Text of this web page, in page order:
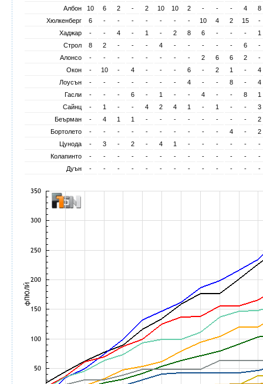
Албон
10 6 2 - 2 10 10 2 - - - 4
8
Хюлкенберг
6 - - - - - - - 10 4 2 15
-
Хаджар
- - 4 - 1 - 2 8 6 - - -
1
Строл
8 2 - - - 4 - - - - - 6
-
Алонсо
- - - - - - - - 2 6 6 2
-
Окон
- 10 - 4 - - - 6 - 2 1 -
4
Лоусън
- - - - - - - 4 - - 8 -
4
Гасли
- - - 6 - 1 - - 4 - - 8
1
Сайнц
- 1 - - 4 2 4 1 - 1 - -
3
Беърман
- 4 1 1 - - - - - - - -
2
Бортолето
- - - - - - - - - - 4 -
2
Цунода
- 3 - 2 - 4 1 - - - - -
-
Колапинто
- - - - - - - - - - - -
-
Дуън
- - - - - - - - - - - - -